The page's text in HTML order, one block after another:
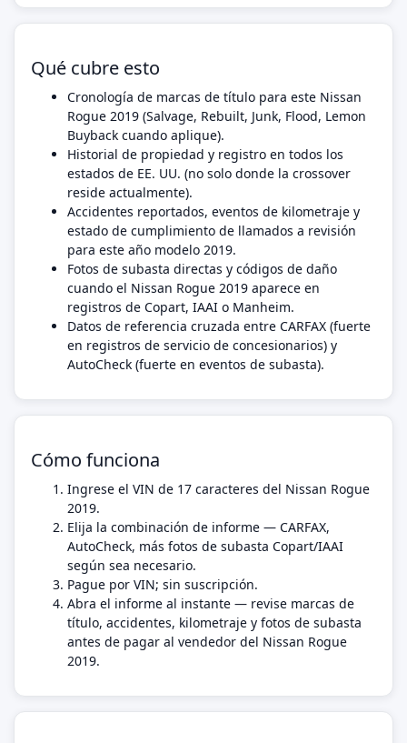
Qué cubre esto
Cronología de marcas de título para este Nissan
Rogue 2019 (Salvage, Rebuilt, Junk, Flood, Lemon
Buyback cuando aplique).
Historial de propiedad y registro en todos los
estados de EE. UU. (no solo donde la crossover
reside actualmente).
Accidentes reportados, eventos de kilometraje y
estado de cumplimiento de llamados a revisión
para este año modelo 2019.
Fotos de subasta directas y códigos de daño
cuando el Nissan Rogue 2019 aparece en
registros de Copart, IAAI o Manheim.
Datos de referencia cruzada entre CARFAX (fuerte
en registros de servicio de concesionarios) y
AutoCheck (fuerte en eventos de subasta).
Cómo funciona
Ingrese el VIN de 17 caracteres del Nissan Rogue
2019.
Elija la combinación de informe — CARFAX,
AutoCheck, más fotos de subasta Copart/IAAI
según sea necesario.
Pague por VIN; sin suscripción.
Abra el informe al instante — revise marcas de
título, accidentes, kilometraje y fotos de subasta
antes de pagar al vendedor del Nissan Rogue
2019.